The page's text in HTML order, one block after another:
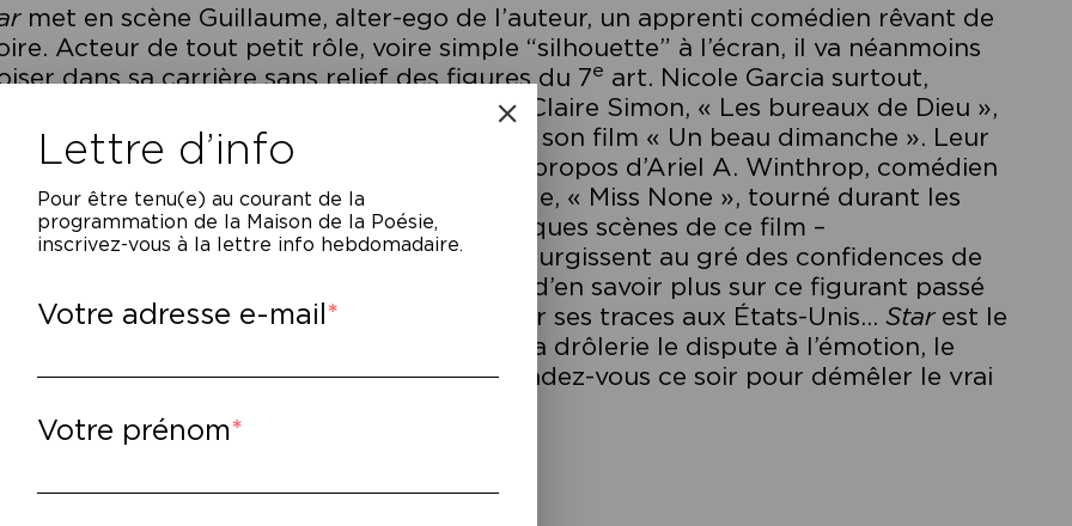
met en scène Guillaume, alter-ego de l’auteur, un apprenti comédien rêvant de
Acteur de tout petit rôle, voire simple “silhouette” à l’écran, il va néanmoins
dans sa carrière sans relief des figures du 7e art. Nicole Garcia surtout,
répétiteur sur le tournage du film de Claire Simon, « Les bureaux de Dieu »,
de faire une apparition maladroite dans son film « Un beau dimanche ». Leur
amicale prend un tour cinéphilique à propos d’Ariel A. Winthrop, comédien
furtif et réalisateur d’un seul long-métrage, « Miss None », tourné durant les
où Nicole jouait l’épouse d’Ariel. Quelques scènes de ce film –
détruit par le cinéaste – ressurgissent au gré des confidences de
qui alimentent le désir de Guillaume d’en savoir plus sur ce figurant passé
derrière la caméra et de partir sur ses traces aux États-Unis…Starest le
d’une destinée en ratage contrôlé, où la drôlerie le dispute à l’émotion, le
involontaire à la tendre gravité. Rendez-vous ce soir pour démêler le vrai
faux !
Poix,Star,Verticales, 2023.
Lettre d’info
Pour être tenu(e) au courant de la
programmation de la Maison de la Poésie,
inscrivez-vous à la lettre info hebdomadaire.
Votre adresse e-mail
Votre prénom